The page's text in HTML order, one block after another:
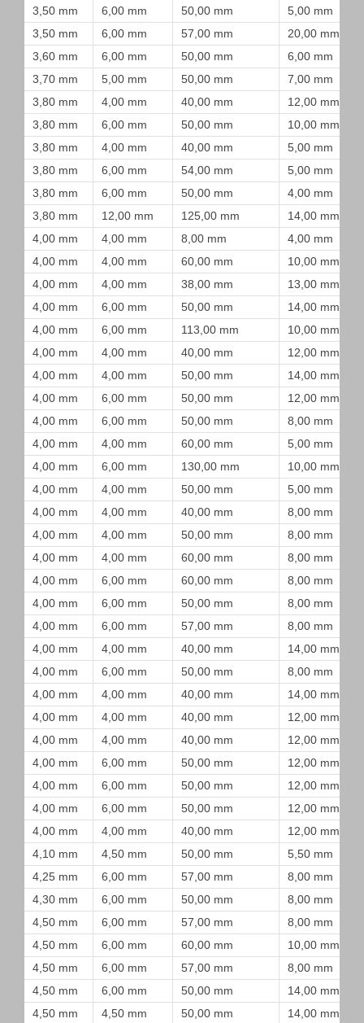
3,50 mm 6,00 mm 50,00 mm
5,00 mm
3,50 mm
6,00 mm 57,00 mm
20,00 mm
3,60 mm
6,00 mm 50,00 mm
6,00 mm
3,70 mm
5,00 mm 50,00 mm
7,00 mm
3,80 mm
4,00 mm 40,00 mm
12,00 mm
3,80 mm
6,00 mm 50,00 mm
10,00 mm
3,80 mm
4,00 mm 40,00 mm
5,00 mm
3,80 mm
6,00 mm 54,00 mm
5,00 mm
3,80 mm
6,00 mm 50,00 mm
4,00 mm
3,80 mm
12,00 mm 125,00 mm
14,00 mm
4,00 mm
4,00 mm 8,00 mm
4,00 mm
4,00 mm
4,00 mm 60,00 mm
10,00 mm
4,00 mm
4,00 mm 38,00 mm
13,00 mm
4,00 mm
6,00 mm 50,00 mm
14,00 mm
4,00 mm
6,00 mm 113,00 mm
10,00 mm
4,00 mm
4,00 mm 40,00 mm
12,00 mm
4,00 mm
4,00 mm 50,00 mm
14,00 mm
4,00 mm
6,00 mm 50,00 mm
12,00 mm
4,00 mm
6,00 mm 50,00 mm
8,00 mm
4,00 mm
4,00 mm 60,00 mm
5,00 mm
4,00 mm
6,00 mm 130,00 mm
10,00 mm
4,00 mm
4,00 mm 50,00 mm
5,00 mm
4,00 mm
4,00 mm 40,00 mm
8,00 mm
4,00 mm
4,00 mm 50,00 mm
8,00 mm
4,00 mm
4,00 mm 60,00 mm
8,00 mm
4,00 mm
6,00 mm 60,00 mm
8,00 mm
4,00 mm
6,00 mm 50,00 mm
8,00 mm
4,00 mm
6,00 mm 57,00 mm
8,00 mm
4,00 mm
4,00 mm 40,00 mm
14,00 mm
4,00 mm
6,00 mm 50,00 mm
8,00 mm
4,00 mm
4,00 mm 40,00 mm
14,00 mm
4,00 mm
4,00 mm 40,00 mm
12,00 mm
4,00 mm
4,00 mm 40,00 mm
12,00 mm
4,00 mm
6,00 mm 50,00 mm
12,00 mm
4,00 mm
6,00 mm 50,00 mm
12,00 mm
4,00 mm
6,00 mm 50,00 mm
12,00 mm
4,00 mm
4,00 mm 40,00 mm
12,00 mm
4,10 mm
4,50 mm 50,00 mm
5,50 mm
4,25 mm
6,00 mm 57,00 mm
8,00 mm
4,30 mm
6,00 mm 50,00 mm
8,00 mm
4,50 mm
6,00 mm 57,00 mm
8,00 mm
4,50 mm
6,00 mm 60,00 mm
10,00 mm
4,50 mm
6,00 mm 57,00 mm
8,00 mm
4,50 mm
6,00 mm 50,00 mm
14,00 mm
4,50 mm
4,50 mm 50,00 mm
14,00 mm